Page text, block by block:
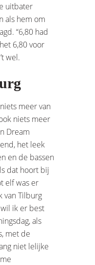
uitbater
als hem om
“6,80 had
6,80 voor
wel.
meer van
niets meer
Dream
het leek
en de bassen
dat hoort bij
elf was er
van Tilburg
ik er best
als
met de
niet lelijke